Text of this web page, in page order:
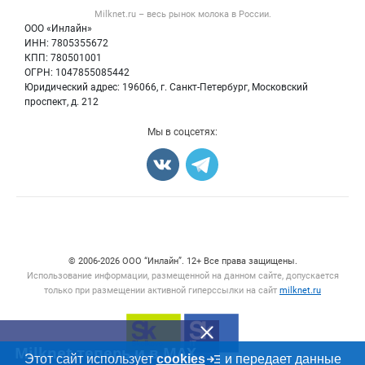
Milknet теперь и в MAX
Milknet.ru – весь рынок молокав России.
ООО «Инлайн»
ИНН: 7805355672
КПП: 780501001
ОГРН: 1047855085442
Юридический адрес: 196066, г. Санкт-Петербург, Московский
проспект, д. 212
Политика обработки персональных данных
Оборудование
Мы в соцсетях:
© 2006‑2026 ООО “Инлайн”. 12+ Все права защищены.
Использование информации, размещенной на данном сайте, допускается
только при размещении активной гиперссылки на сайт milknet.ru
Этот сайт использует cookies и передает данные